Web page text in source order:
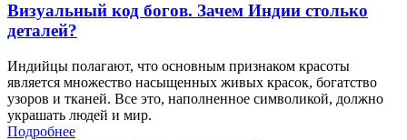
Визуальный код богов. Зачем Индии столько
деталей?
Индийцы полагают, что основным признаком красоты
является множество насыщенных живых красок, богатство
узоров и тканей. Все это, наполненное символикой, должно
украшать людей и мир.
Подробнее